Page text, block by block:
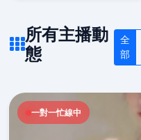
所有主播動
態
全
部
一對一忙線中